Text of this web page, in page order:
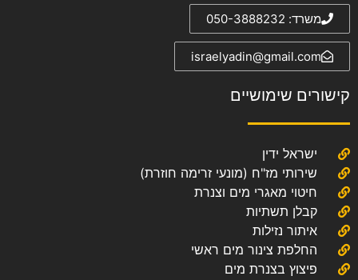
משרד: 050-3888232
israelyadin@gmail.com
קישורים שימושיים
ישראל ידין
שירותי מז"ח (מונעי זרימה חוזרת)
חיטוי מאגרי מים וצנרת
קבלן תשתיות
איתור נזילות
החלפת צינור מים ראשי
פיצוץ בצנרת מים